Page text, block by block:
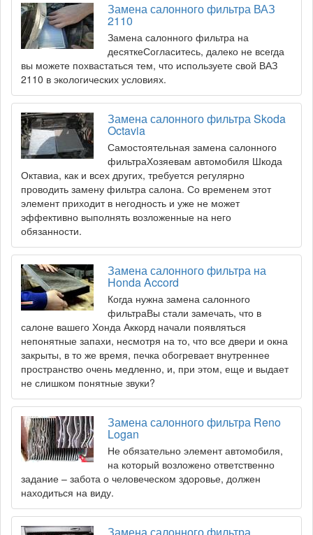
Замена салонного фильтра ВАЗ
2110
Замена салонного фильтра на
десяткеСогласитесь, далеко не всегда
вы можете похвастаться тем, что используете свой ВАЗ
2110 в экологических условиях.
Замена салонного фильтра Skoda
Octavia
Самостоятельная замена салонного
фильтраХозяевам автомобиля Шкода
Октавиа, как и всех других, требуется регулярно
проводить замену фильтра салона. Со временем этот
элемент приходит в негодность и уже не может
эффективно выполнять возложенные на него
обязанности.
Замена салонного фильтра на
Honda Accord
Когда нужна замена салонного
фильтраВы стали замечать, что в
салоне вашего Хонда Аккорд начали появляться
непонятные запахи, несмотря на то, что все двери и окна
закрыты, в то же время, печка обогревает внутреннее
пространство очень медленно, и, при этом, еще и выдает
не слишком понятные звуки?
Замена салонного фильтра Reno
Logan
Не обязательно элемент автомобиля,
на который возложено ответственно
задание – забота о человеческом здоровье, должен
находиться на виду.